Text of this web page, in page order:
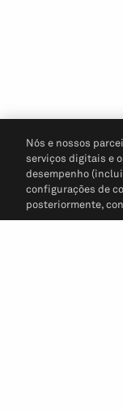
Nós e nossos
serviços digitais e
desempenho
configurações de
posteriormente,